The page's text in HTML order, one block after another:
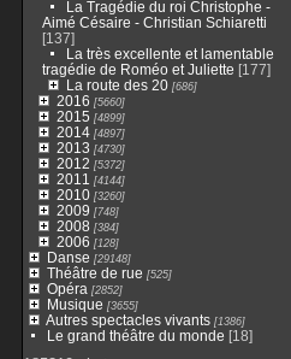
La Tragédie du roi Christophe -
Aimé Césaire - Christian Schiaretti
[137]
La très excellente et lamentable
tragédie de Roméo et Juliette [177]
La route des 20[686]
2016 [5660]
2015 [4899]
2014[4897]
2013 [4730]
2012 [5372]
2011 [4144]
2010[3260]
2009 [748]
2008 [384]
2006 [128]
Danse [29148]
Théâtre de rue [525]
Opéra [2852]
Musique [3655]
Autres spectacles vivants[1386]
Le grand théâtre du monde [18]